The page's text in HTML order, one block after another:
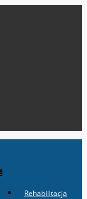
Rehabilitacja